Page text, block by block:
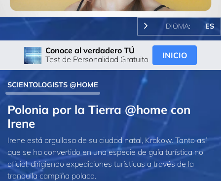
Video
IDIOMA: ES
Conoce al verdadero TÚ
Test de Personalidad Gratuito
INICIO
SCIENTOLOGISTS @HOME
Polonia por la Tierra @home con
Irene
Irene está orgullosa de su ciudad natal, Krakow. Tanto así
que se ha convertido en una especie de guía turística no
oficial, dirigiendo expediciones turísticas a través de la
tranquila campiña polaca.